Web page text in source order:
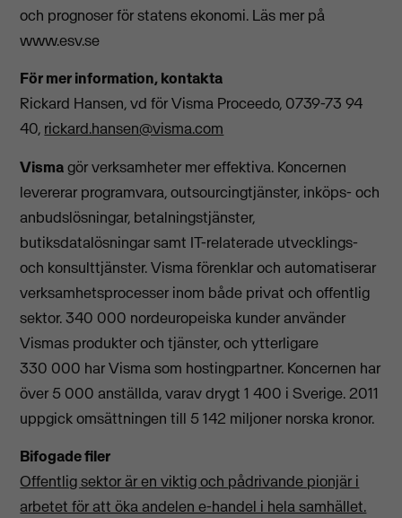
och prognoser för statens ekonomi. Läs mer på
www.esv.se
För mer information, kontakta
Rickard Hansen, vd för Visma Proceedo, 0739-73 94
40, rickard.hansen@visma.com
Vismagör verksamheter mer effektiva. Koncernen
levererar programvara, outsourcingtjänster, inköps- och
anbudslösningar, betalningstjänster,
butiksdatalösningar samt IT-relaterade utvecklings-
och konsulttjänster. Visma förenklar och automatiserar
verksamhetsprocesser inom både privat och offentlig
sektor. 340 000 nordeuropeiska kunder använder
Vismas produkter och tjänster, och ytterligare
330 000 har Visma som hostingpartner. Koncernen har
över 5 000 anställda, varav drygt 1 400 i Sverige. 2011
uppgick omsättningen till 5 142 miljoner norska kronor.
Bifogade filer
Offentlig sektor är en viktig och pådrivande pionjär i
arbetet för att öka andelen e-handel i hela samhället.